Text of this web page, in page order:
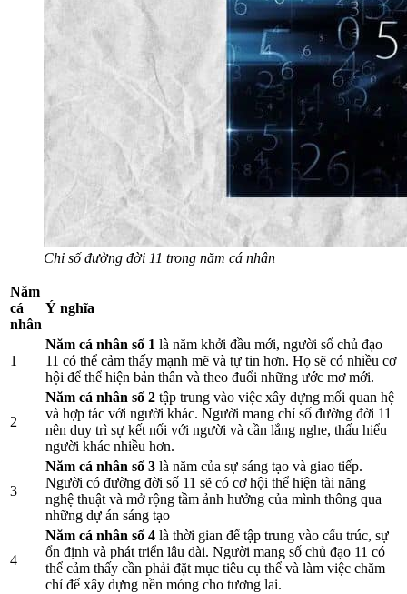
Chỉ số đường đời 11 trong năm cá nhân
Năm
cá
nhân
Ý nghĩa
1
Năm cá nhân số 1 là năm khởi đầu mới, người số chủ đạo
11 có thể cảm thấy mạnh mẽ và tự tin hơn. Họ sẽ có nhiều cơ
hội để thể hiện bản thân và theo đuổi những ước mơ mới.
2
Năm cá nhân số 2 tập trung vào việc xây dựng mối quan hệ
và hợp tác với người khác. Người mang chỉ số đường đời 11
nên duy trì sự kết nối với người và cần lắng nghe, thấu hiểu
người khác nhiều hơn.
3
Năm cá nhân số 3 là năm của sự sáng tạo và giao tiếp.
Người có đường đời số 11 sẽ có cơ hội thể hiện tài năng
nghệ thuật và mở rộng tầm ảnh hưởng của mình thông qua
những dự án sáng tạo
4
Năm cá nhân số 4 là thời gian để tập trung vào cấu trúc, sự
ổn định và phát triển lâu dài. Người mang số chủ đạo 11 có
thể cảm thấy cần phải đặt mục tiêu cụ thể và làm việc chăm
chỉ để xây dựng nền móng cho tương lai.